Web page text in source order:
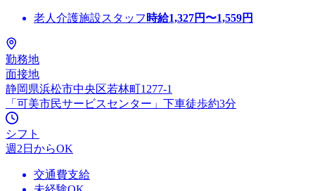
老人介護施設スタッフ 時給1,327円〜1,559円
勤務地
面接地
静岡県浜松市中央区若林町1277-1
「可美市民サービスセンター」下車徒歩約3分
シフト
週2日からOK
交通費支給